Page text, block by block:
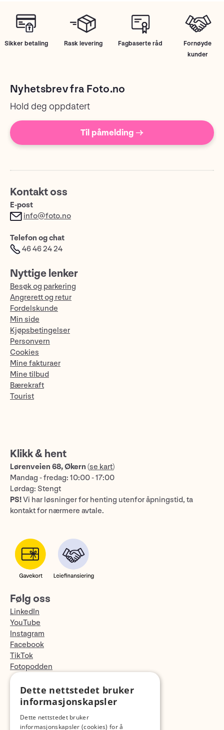
Sikker betaling Rask levering Fagbaserte råd
Fornøyde
kunder
Nyhetsbrev fra Foto.no
Hold deg oppdatert
Til påmelding →
Kontakt oss
E-post
info@foto.no
Telefon og chat
46 46 24 24
Nyttige lenker
Besøk og parkering
Angrerett og retur
Fordelskunde
Min side
Kjøpsbetingelser
Personvern
Cookies
Mine fakturaer
Mine tilbud
Bærekraft
Tourist
Klikk & hent
Lørenveien 68, Økern (se kart)
Mandag - fredag: 10:00 - 17:00
Lørdag: Stengt
PS!Vi har løsninger for henting utenfor åpningstid, ta
kontakt for nærmere avtale.
Følg oss
LinkedIn
YouTube
Instagram
Facebook
TikTok
Fotopodden
Med forbehold om skrive- og lagerfeil
Dette nettstedet bruker
informasjonskapsler
Dette nettstedet bruker
informasjonskapsler (cookies) for å